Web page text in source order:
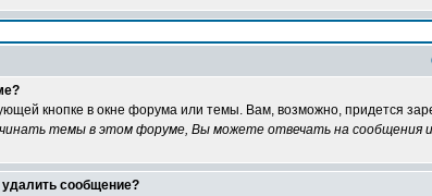
кнопке в окне форума или темы. Вам, возможно, придется
темы в этом форуме, Вы можете отвечать на сообщения
удалить сообщение?